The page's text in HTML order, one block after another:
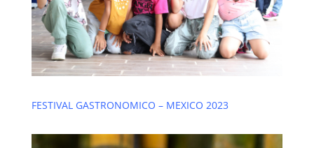
FESTIVAL GASTRONOMICO – MEXICO 2023